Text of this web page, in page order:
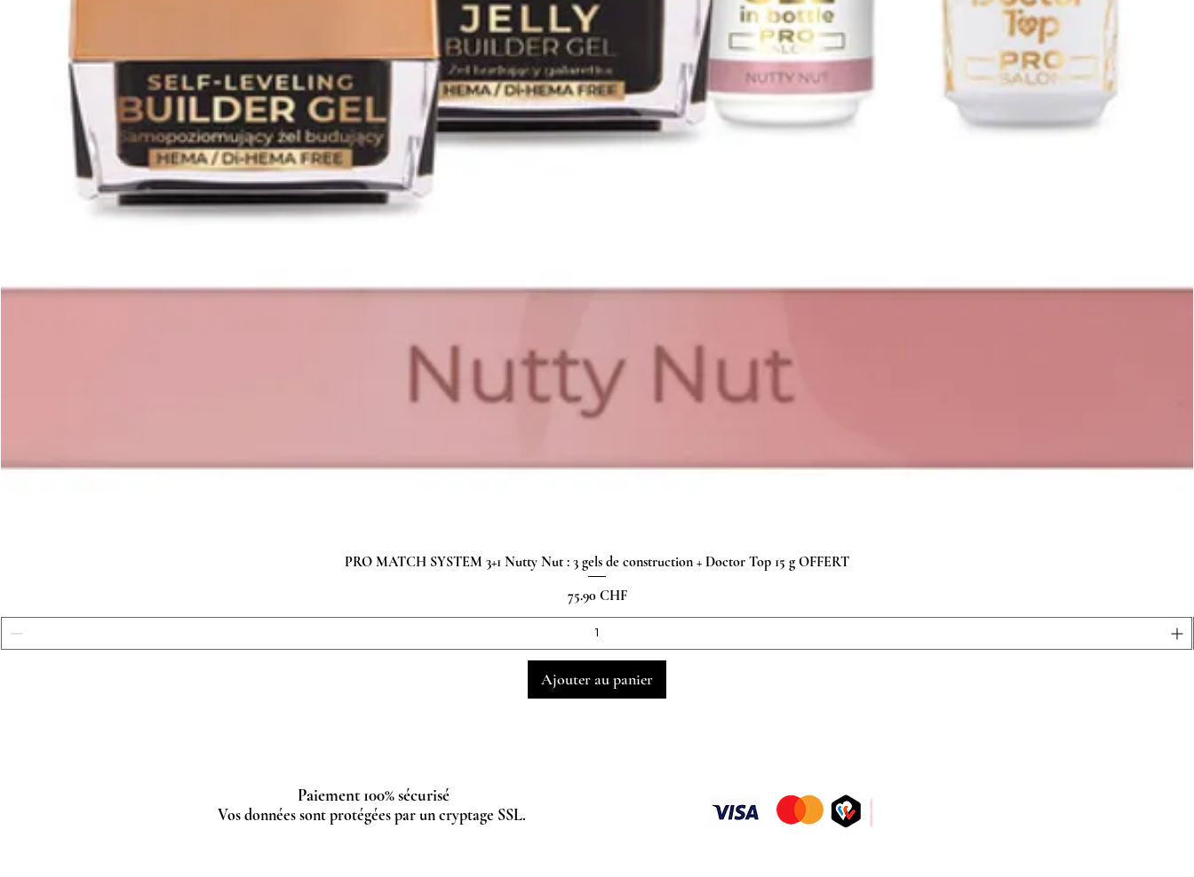
Aperçu rapide
PRO MATCH SYSTEM 3+1 Nutty Nut : 3 gels de construction + Doctor Top 15 g OFFERT
Prix
75.90 CHF
Ajouter au panier
Paiement 100% sécurisé
Vos données sont protégées par un cryptage SSL.